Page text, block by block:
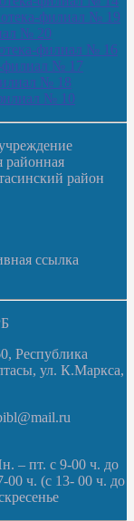
филиал № 19
№ 20
филиал № 16
филиал № 17
№ 18
№ 10
районная
район
ссылка
Республика
ул. К.Маркса,
– пт. с 9-00 ч. до
00 ч. (с 13- 00 ч. до